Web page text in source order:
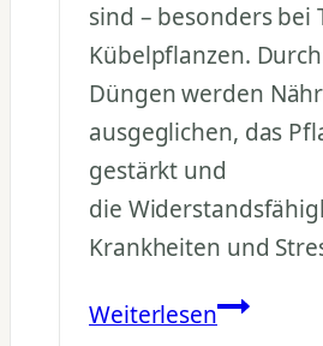
sind – besonders bei
Kübelpflanzen.
Düngen werden
ausgeglichen, das
gestärkt und
die
Krankheiten und
WeiterlesenWarum